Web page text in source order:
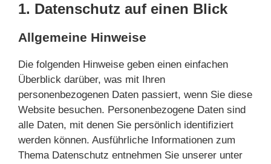
1. Datenschutz auf einen Blick
Allgemeine Hinweise
Die folgenden Hinweise geben einen einfachen
Überblick darüber, was mit Ihren
personenbezogenen Daten passiert, wenn Sie diese
Website besuchen. Personenbezogene Daten sind
alle Daten, mit denen Sie persönlich identifiziert
werden können. Ausführliche Informationen zum
Thema Datenschutz entnehmen Sie unserer unter